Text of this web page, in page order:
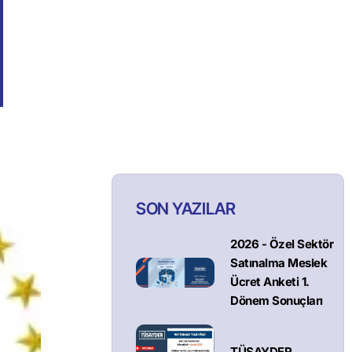
SON YAZILAR
2026 - Özel Sektör
Satınalma Meslek
Ücret Anketi 1.
Dönem Sonuçları